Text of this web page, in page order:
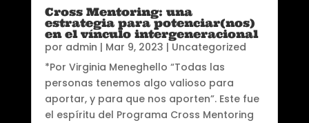
Cross Mentoring: una
estrategia para potenciar(nos)
en el vínculo intergeneracional
por admin | Mar 9, 2023 | Uncategorized
*Por Virginia Meneghello “Todas las
personas tenemos algo valioso para
aportar, y para que nos aporten”. Este fue
el espíritu del Programa Cross Mentoring